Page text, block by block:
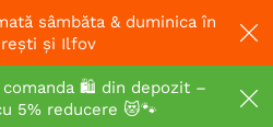
sâmbăta & duminica în
și Ilfov
🛍️ din depozit –
5% reducere 😻🐾